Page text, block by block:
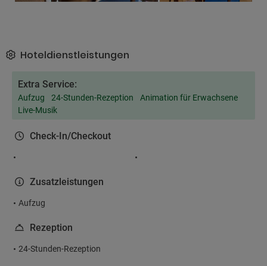
Hoteldienstleistungen
Extra Service:
Aufzug 24-Stunden-Rezeption
Animation für Erwachsene
Live-Musik
Check-In/Checkout
Zusatzleistungen
Aufzug
Rezeption
24-Stunden-Rezeption